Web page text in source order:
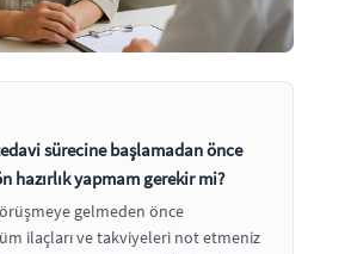
sürecine başlamadan önce
hazırlık yapmam gerekir mi?
gelmeden önce
ilaçları ve takviyeleri not etmeniz